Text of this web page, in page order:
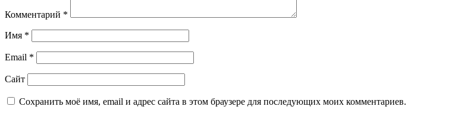
Комментарий *
Имя *
Email *
Сайт
Сохранить моё имя, email и адрес сайта в этом браузере для последующих моих комментариев.